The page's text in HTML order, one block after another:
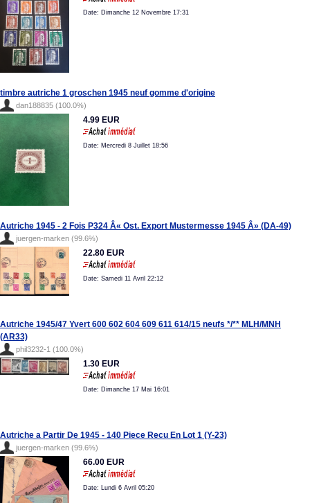
Date: Dimanche 12 Novembre 17:31
timbre autriche 1 groschen 1945 neuf gomme d'origine
dan188835 (100.0%)
4.99 EUR
Date: Mercredi 8 Juillet 18:56
Autriche 1945 - 2 Fois P324 Â« Ost. Export Mustermesse 1945 Â» (DA-49)
juergen-marken (99.6%)
22.80 EUR
Date: Samedi 11 Avril 22:12
Autriche 1945/47 Yvert 600 602 604 609 611 614/15 neufs */** MLH/MNH
(AR33)
phil3232-1 (100.0%)
1.30 EUR
Date: Dimanche 17 Mai 16:01
Autriche a Partir De 1945 - 140 Piece Recu En Lot 1 (Y-23)
juergen-marken (99.6%)
66.00 EUR
Date: Lundi 6 Avril 05:20